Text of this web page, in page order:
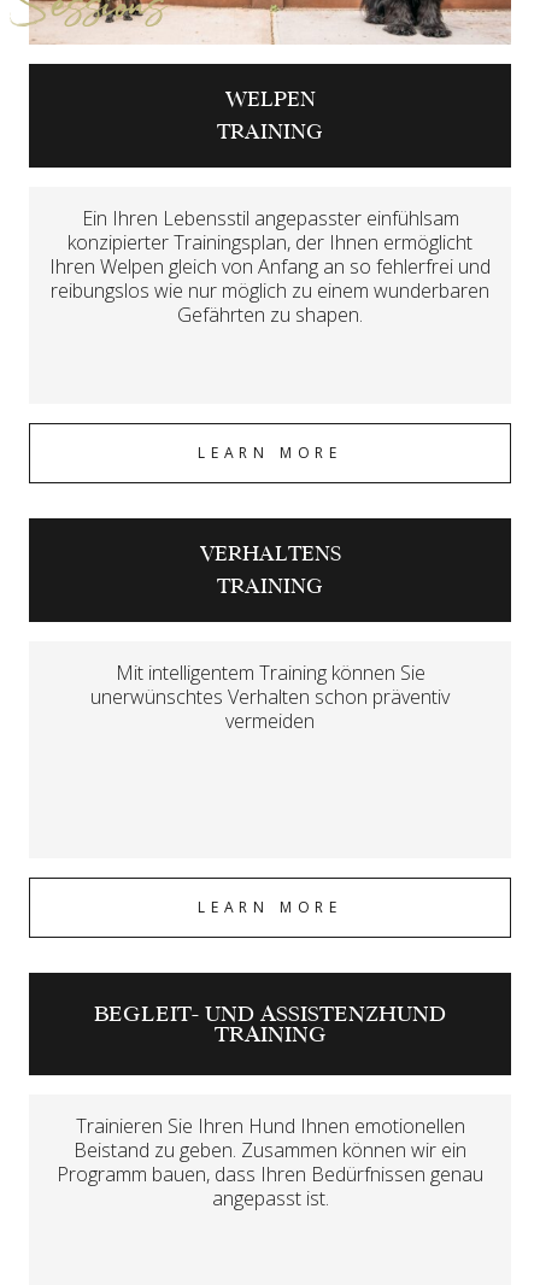
WELPEN
TRAINING
Ein Ihren Lebensstil angepasster einfühlsam
konzipierter Trainingsplan, der Ihnen ermöglicht
Ihren Welpen gleich von Anfang an so fehlerfrei und
reibungslos wie nur möglich zu einem wunderbaren
Gefährten zu shapen.
LEARN MORE
VERHALTENS
TRAINING
Mit intelligentem Training können Sie
unerwünschtes Verhalten schon präventiv
vermeiden
LEARN MORE
BEGLEIT- UND ASSISTENZHUND
TRAINING
Trainieren Sie Ihren Hund Ihnen emotionellen
Beistand zu geben. Zusammen können wir ein
Programm bauen, dass Ihren Bedürfnissen genau
angepasst ist.